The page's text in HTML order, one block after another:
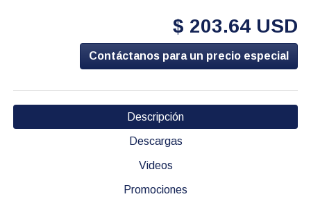
$ 203.64 USD
Contáctanos para un precio especial
Descripción
Descargas
Videos
Promociones